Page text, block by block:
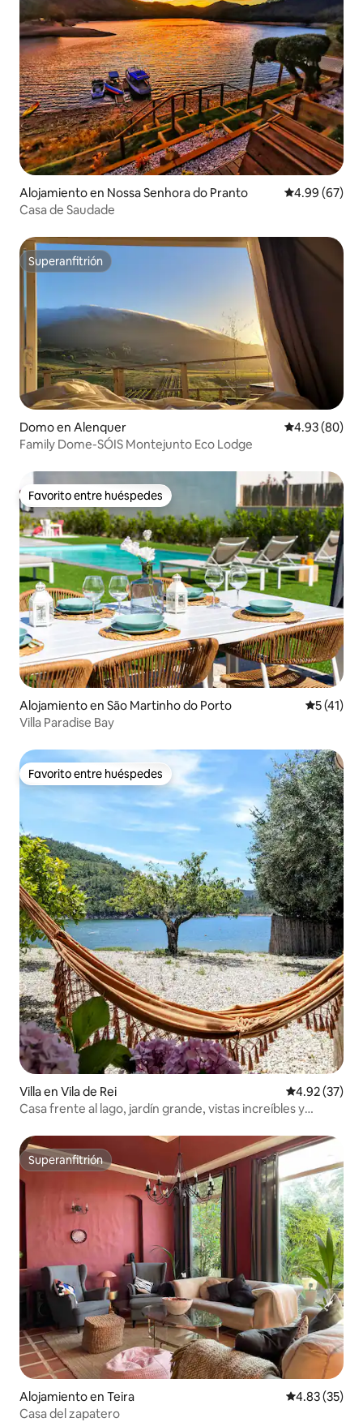
Alojamiento en Nossa Senhora do Pranto Calificación
4.99 (67)
Casa de Saudade
Superanfitrión
Superanfitrión
Domo en Alenquer Calificación
4.93 (80)
Family Dome-SÓIS Montejunto Eco Lodge
Favorito entre huéspedes
Favorito entre huéspedes
Alojamiento en São Martinho do Porto
5 (41)
Villa Paradise Bay
Favorito entre huéspedes
Favorito entre huéspedes
Villa en Vila de Rei Calificación
4.92 (37)
Casa frente al lago, jardín grande, vistas increíbles y
Superanfitrión
Superanfitrión
Alojamiento en Teira Calificación
4.83 (35)
Casa del zapatero